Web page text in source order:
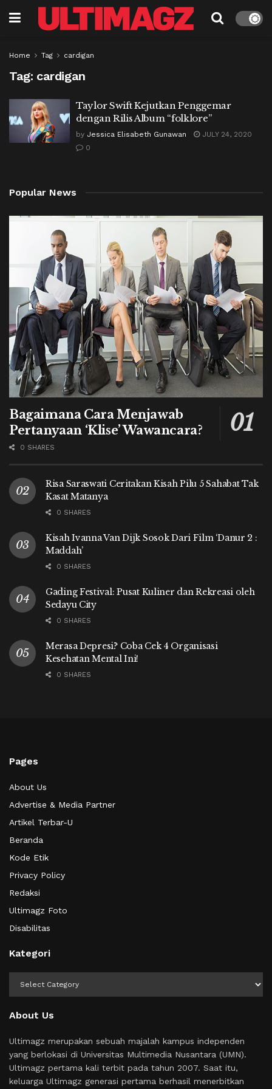
Home Tag cardigan
Tag: cardigan
Taylor Swift Kejutkan Penggemar
dengan Rilis Album “folklore”
by Jessica Elisabeth Gunawan
JULY 24, 2020
0
Popular News
Bagaimana Cara Menjawab
Pertanyaan ‘Klise’ Wawancara?
0 SHARES
Risa Saraswati Ceritakan Kisah Pilu 5 Sahabat Tak
Kasat Matanya
0 SHARES
Kisah Ivanna Van Dijk Sosok Dari Film ‘Danur 2 :
Maddah’
0 SHARES
Gading Festival: Pusat Kuliner dan Rekreasi oleh
Sedayu City
0 SHARES
Merasa Depresi? Coba Cek 4 Organisasi
Kesehatan Mental Ini!
0 SHARES
Pages
About Us
Advertise & Media Partner
Artikel Terbar-U
Beranda
Kode Etik
Privacy Policy
Redaksi
Ultimagz Foto
Disabilitas
Kategori
About Us
Ultimagz merupakan sebuah majalah kampus independen
yang berlokasi di Universitas Multimedia Nusantara (UMN).
Ultimagz pertama kali terbit pada tahun 2007. Saat itu,
keluarga Ultimagz generasi pertama berhasil menerbitkan